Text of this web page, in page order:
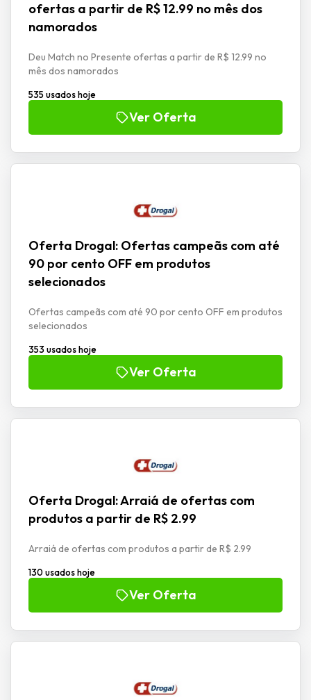
ofertas a partir de R$ 12.99 no mês dos
namorados
Deu Match no Presente ofertas a partir de R$ 12.99 no
mês dos namorados
535 usados hoje
Ver Oferta
Oferta Drogal: Ofertas campeãs com até
90 por cento OFF em produtos
selecionados
Ofertas campeãs com até 90 por cento OFF em produtos
selecionados
353 usados hoje
Ver Oferta
Oferta Drogal: Arraiá de ofertas com
produtos a partir de R$ 2.99
Arraiá de ofertas com produtos a partir de R$ 2.99
130 usados hoje
Ver Oferta